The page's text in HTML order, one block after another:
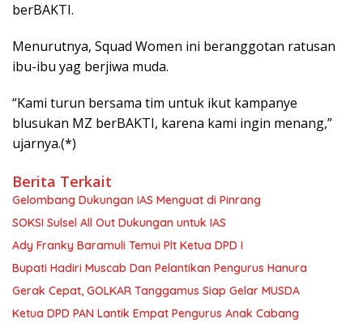
berBAKTI.
Menurutnya, Squad Women ini beranggotan ratusan
ibu-ibu yag berjiwa muda.
“Kami turun bersama tim untuk ikut kampanye
blusukan MZ berBAKTI, karena kami ingin menang,”
ujarnya.(*)
Berita Terkait
Gelombang Dukungan IAS Menguat di Pinrang
SOKSI Sulsel All Out Dukungan untuk IAS
Ady Franky Baramuli Temui Plt Ketua DPD I
Bupati Hadiri Muscab Dan Pelantikan Pengurus Hanura
Gerak Cepat, GOLKAR Tanggamus Siap Gelar MUSDA
Ketua DPD PAN Lantik Empat Pengurus Anak Cabang